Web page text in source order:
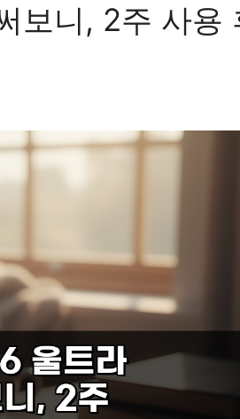
보니, 2주 사용